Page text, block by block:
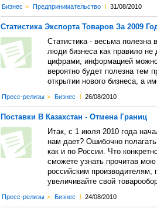
Бизнес > Предпринимательство l 31/08/2010
Статистика Экспорта Товаров За 2009
Статистика - весьма полезна
люди бизнеса как правило
цифрами, информацией можно
вероятно будет полезна тем
открытии нового бизнеса, а
Пресс-релизы > Бизнес l 26/08/2010
Поставки В Казахстан - Отмена Границ
Итак, с 1 июля 2010 года
нам дает? Ошибочно
как и по России. Что
сможете узнать прочитав
российским производителям,
увеличивайте свой
Пресс-релизы > Бизнес l 24/08/2010